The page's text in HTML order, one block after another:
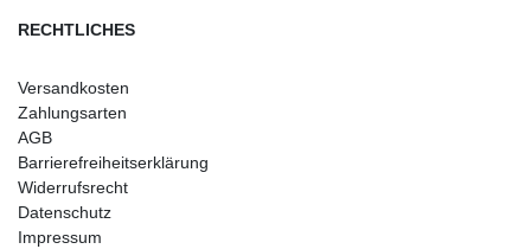
RECHTLICHES
Versandkosten
Zahlungsarten
AGB
Barrierefreiheitserklärung
Widerrufsrecht
Datenschutz
Impressum